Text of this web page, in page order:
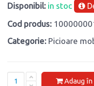
Disponibil: in stoc
Cod produs:
Categorie: Picioare
Adaug în